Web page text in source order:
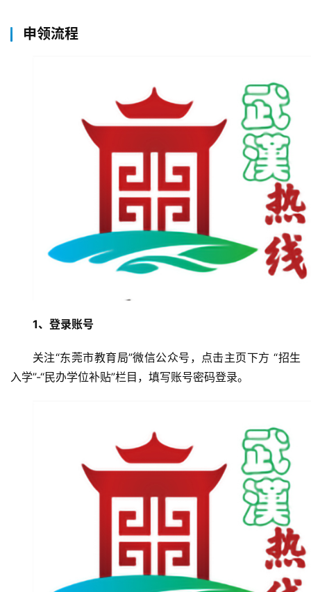
申领流程
1、登录账号
关注“东莞市教育局”微信公众号，点击主页下方 “招生
入学”-“民办学位补贴”栏目，填写账号密码登录。